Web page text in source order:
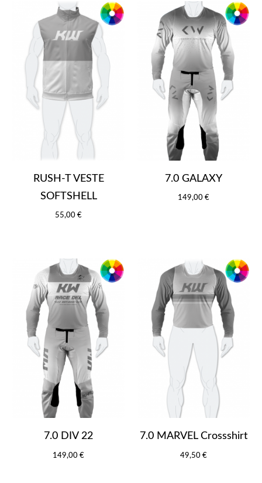
RUSH-T VESTE
SOFTSHELL
55,00 €
7.0 GALAXY
149,00 €
7.0 DIV 22
149,00 €
7.0 MARVEL Crossshirt
49,50 €